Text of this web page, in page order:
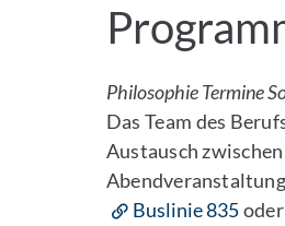
Philosophie Termine
Das Team des
Austausch
Buslinie 835